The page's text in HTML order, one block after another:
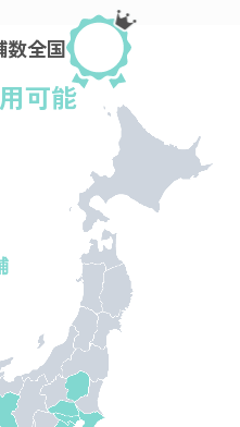
可能
数全国